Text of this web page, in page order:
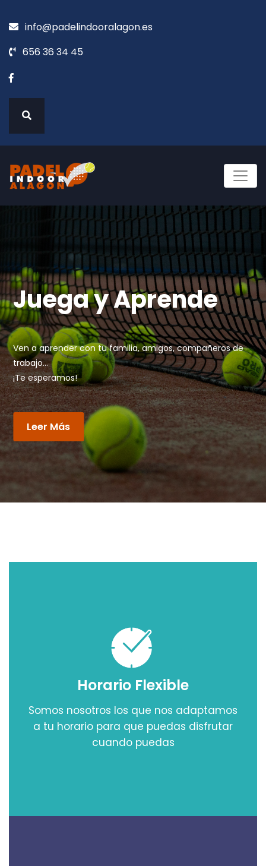
info@padelindooralagon.es
656 36 34 45
Juega y Aprende
Ven a aprender con tu familia, amigos, compañeros de
trabajo...
¡Te esperamos!
Leer Más
Horario Flexible
Somos nosotros los que nos adaptamos
a tu horario para que puedas disfrutar
cuando puedas